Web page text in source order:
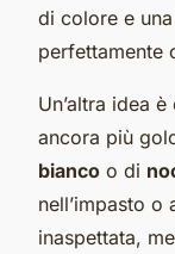
di colore e
perfettamente
Un’altra idea
ancora più
bianco o di
nell’impasto o
inaspettata,